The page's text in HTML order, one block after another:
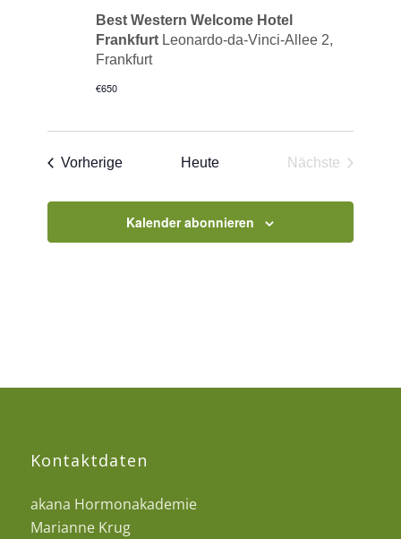
Best Western Welcome Hotel
Frankfurt Leonardo-da-Vinci-Allee 2,
Frankfurt
€650
VorherigeVeranstaltungen
Heute
Nächste
Kalender abonnieren
Kontaktdaten
akana Hormonakademie
Marianne Krug